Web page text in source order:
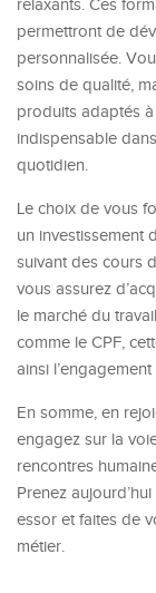
relaxants. Ces
permettront de
personnalisée.
soins de qualité,
produits adaptés
indispensable
quotidien.
Le choix de vous
un investissement
suivant des cours
vous assurez
le marché du
comme le CPF,
ainsi
En somme, en
engagez sur la
rencontres
Prenez
essor et faites de
métier.